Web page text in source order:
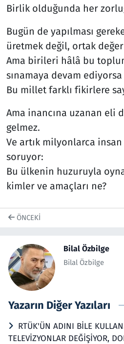
Birlik olduğunda her
Bugün de yapılması
üretmek değil, ortak
Ama birileri hâlâ bu
sınamaya devam
Bu millet farklı fikirlere
Ama inancına uzanan eli
gelmez.
Ve artık milyonlarca insan
soruyor:
Bu ülkenin huzuruyla
kimler ve amaçları ne?
ÖNCEKI
Bilal Özbilge
Bilal Özbilge
Yazarın Diğer Yazıları
RTÜK'ÜN ADINI BİLE
TELEVİZYONLAR DEĞİŞİYOR,